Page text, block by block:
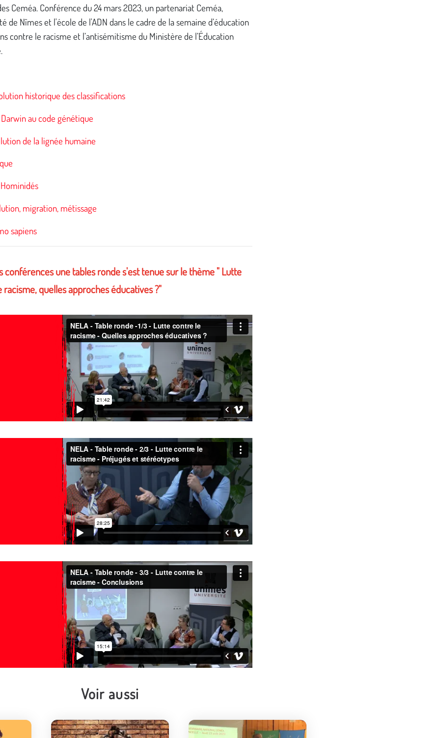
Ceméa. Conférence du 24 mars 2023, un partenariat Ceméa,
de Nîmes et l'école de l'ADN dans le cadre de la semaine d’éducation
contre le racisme et l’antisémitisme du Ministère de l’Éducation
historique des classifications
au code génétique
de la lignée humaine
Hominidés
migration, métissage
sapiens
conférences une tables ronde s'est tenue sur le thème " Lutte
quelles approches éducatives ?"
Voir aussi